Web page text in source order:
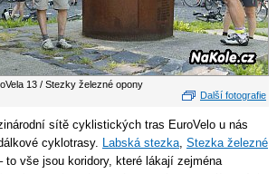
13 / Stezky železné opony
Další fotografie
sítě cyklistických tras EuroVelo u nás
cyklotrasy. Labská stezka, Stezka železné
to vše jsou koridory, které lákají zejména